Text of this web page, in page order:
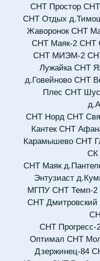
СНТ Простор СНТ
СНТ Отдых
Жаворонок СНТ
СНТ Маяк-2 СНТ
СНТ МИЭМ-2
Лужайка СНТ
д.Говейново СНТ
Плес СНТ
СНТ Норд СНТ
Кантек СНТ
Карамышево СНТ
СК
СНТ Маяк
Энтузиаст
МГПУ СНТ Темп-2
СНТ Дмитровский
СНТ Прогресс-
Оптимал СНТ
Дзержинец-84